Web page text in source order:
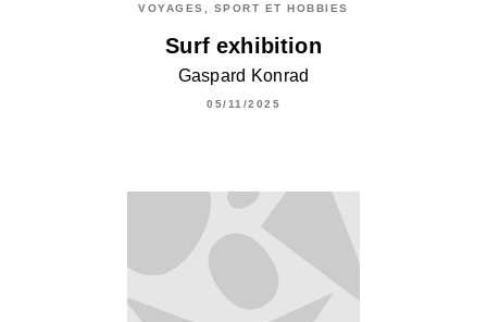
VOYAGES, SPORT ET HOBBIES
Surf exhibition
Gaspard Konrad
05/11/2025